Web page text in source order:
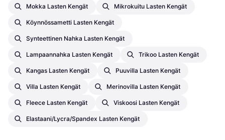
Mokka Lasten Kengät Mikrokuitu Lasten Kengät
Köynnössametti Lasten Kengät
Synteettinen Nahka Lasten Kengät
Lampaannahka Lasten Kengät Trikoo Lasten Kengät
Kangas Lasten Kengät Puuvilla Lasten Kengät
Villa Lasten Kengät Merinovilla Lasten Kengät
Fleece Lasten Kengät Viskoosi Lasten Kengät
Elastaani/Lycra/Spandex Lasten Kengät